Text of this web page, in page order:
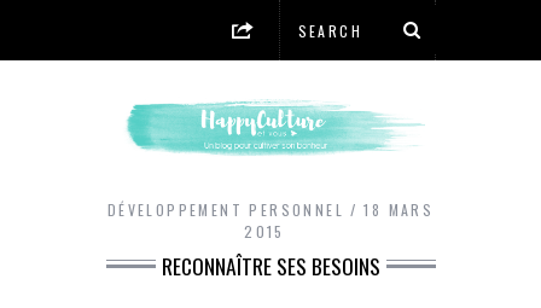
DÉVELOPPEMENT PERSONNEL
18 MARS
2015
RECONNAÎTRE SES BESOINS